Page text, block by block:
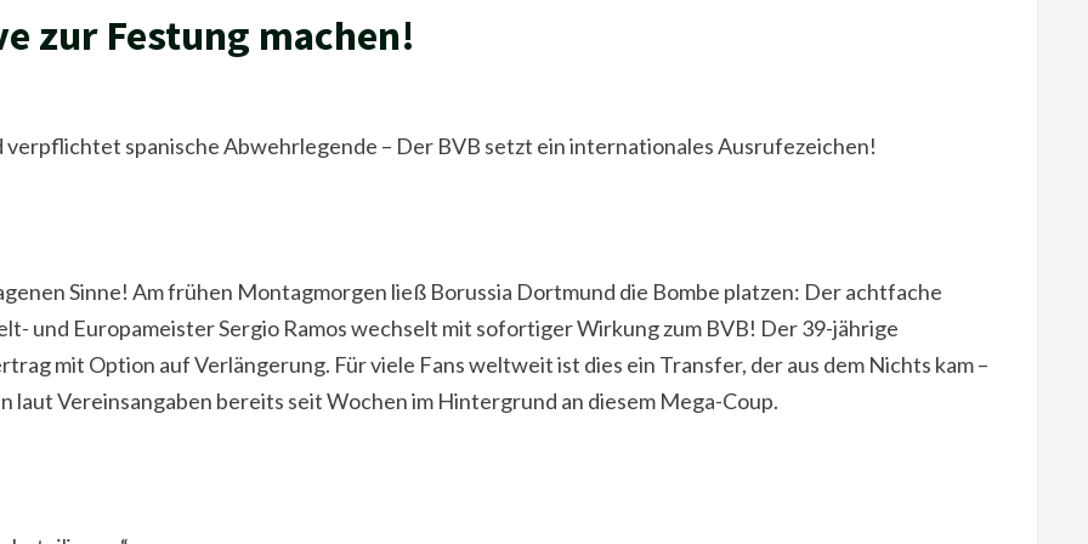
zur Festung machen!
verpflichtet spanische Abwehrlegende – Der BVB setzt ein internationales Ausrufezeichen!
Sinne! Am frühen Montagmorgen ließ Borussia Dortmund die Bombe platzen: Der achtfache
und Europameister Sergio Ramos wechselt mit sofortiger Wirkung zum BVB! Der 39-jährige
mit Option auf Verlängerung. Für viele Fans weltweit ist dies ein Transfer, der aus dem Nichts kam –
Vereinsangaben bereits seit Wochen im Hintergrund an diesem Mega-Coup.